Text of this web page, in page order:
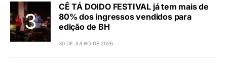
CÊ TÁ DOIDO FESTIVAL já tem mais de
80% dos ingressos vendidos para
edição de BH
30 DE JULHO DE 2026